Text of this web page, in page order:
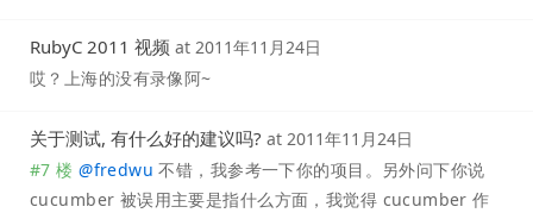
RubyC 2011 视频 at 2011年11月24日
哎？上海的没有录像阿~
关于测试, 有什么好的建议吗? at 2011年11月24日
#7 楼 @fredwu 不错，我参考一下你的项目。另外问下你说
cucumber 被误用主要是指什么方面，我觉得 cucumber 作